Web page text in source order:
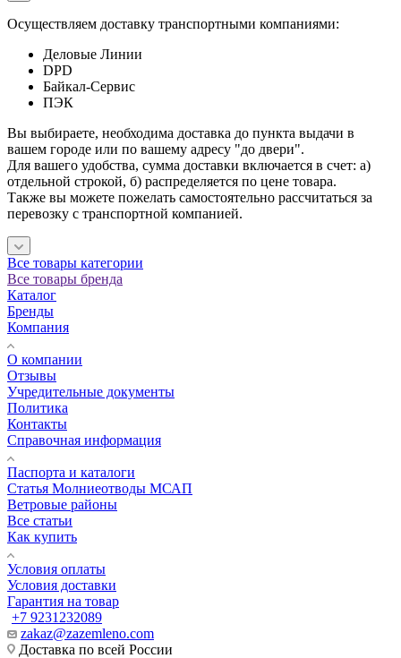
Осуществляем доставку транспортными компаниями:
Деловые Линии
DPD
Байкал-Сервис
ПЭК
Вы выбираете, необходима доставка до пункта выдачи в
вашем городе или по вашему адресу "до двери".
Для вашего удобства, сумма доставки включается в счет: а)
отдельной строкой, б) распределяется по цене товара.
Также вы можете пожелать самостоятельно рассчитаться за
перевозку с транспортной компанией.
Все товары категории
Все товары бренда
Каталог
Бренды
Компания
О компании
Отзывы
Учредительные документы
Политика
Контакты
Справочная информация
Паспорта и каталоги
Статья Молниеотводы МСАП
Ветровые районы
Все статьи
Как купить
Условия оплаты
Условия доставки
Гарантия на товар
+7 9231232089
zakaz@zazemleno.com
Доставка по всей России